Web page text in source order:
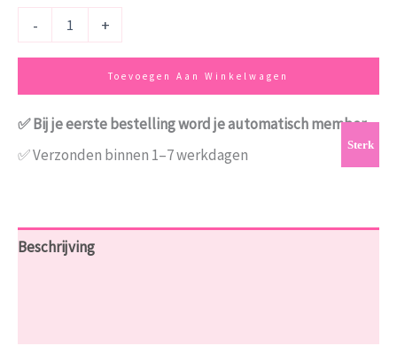
Sterk
- +
Toevoegen Aan Winkelwagen
✅ Bij je eerste bestelling word je automatisch member
✅ Verzonden binnen 1–7 werkdagen
Beschrijving